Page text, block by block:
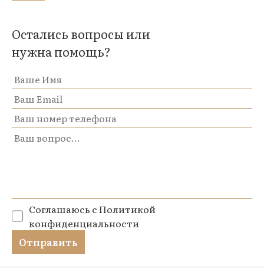
Остались вопросы или
нужна помощь?
Соглашаюсь сПолитикой
конфиденциальности